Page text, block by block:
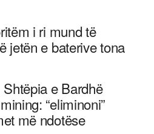
i ri mund të
jetën e baterive tona
e Bardhë
“eliminoni”
më ndotëse